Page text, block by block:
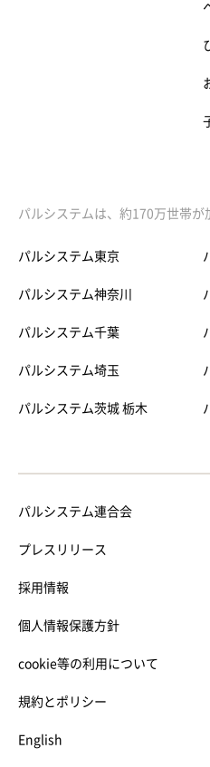
パルシステムは、約170万世帯
パルシステム東京
パルシステム神奈川
パルシステム千葉
パルシステム埼玉
パルシステム茨城 栃木
パルシステム連合会
プレスリリース
採用情報
個人情報保護方針
cookie等の利用について
規約とポリシー
English